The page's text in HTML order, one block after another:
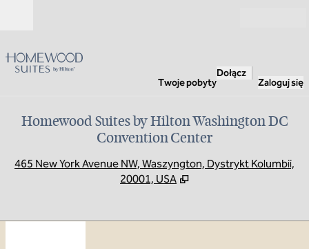
Twoje pobyty
Dołącz
Zaloguj się
Homewood Suites by Hilton Washington DC
Convention Center
465 New York Avenue NW, Waszyngton, Dystrykt Kolumbii,
20001, USA